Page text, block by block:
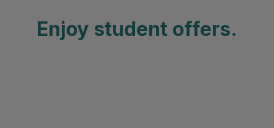
Enjoy student offers.